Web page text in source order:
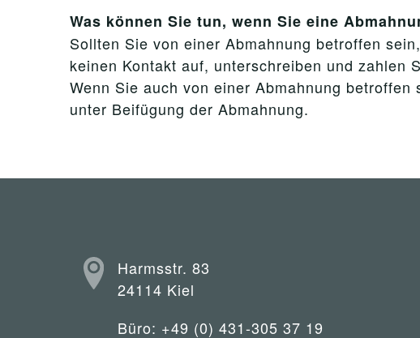
Was können Sie tun, wenn Sie eine
Sollten Sie von einer Abmahnung betroffen
keinen Kontakt auf, unterschreiben und zahlen
Wenn Sie auch von einer Abmahnung
unter Beifügung der Abmahnung.
Harmsstr. 83
24114 Kiel
Büro: +49 (0) 431-305 37 19